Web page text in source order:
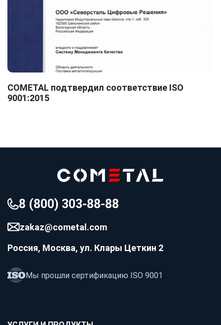
COMETAL подтвердил соответствие ISO
9001:2015
8 (800) 303-88-88
zakaz@cometal.com
Россия, Москва, ул. Клары Цеткин 2
Мы прошли сертификацию ISO 9001